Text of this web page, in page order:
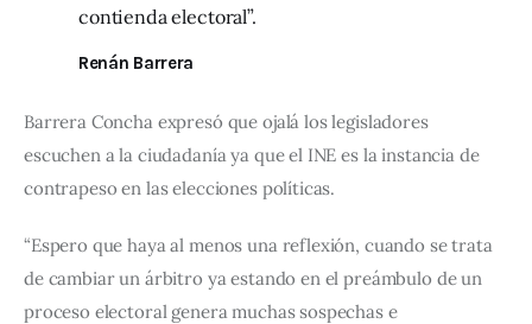
contienda electoral”.
Renán Barrera
Barrera Concha expresó que ojalá los legisladores
escuchen a la ciudadanía ya que el INE es la instancia de
contrapeso en las elecciones políticas.
“Espero que haya al menos una reflexión, cuando se trata
de cambiar un árbitro ya estando en el preámbulo de un
proceso electoral genera muchas sospechas e